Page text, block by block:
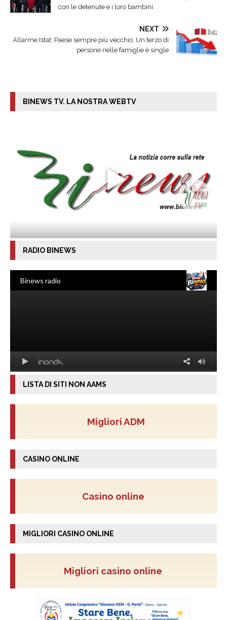
con le detenute e i loro bambini
NEXT
Allarme Istat: Paese sempre più vecchio. Un terzo di
persone nelle famiglie è single
BINEWS TV. LA NOSTRA WEBTV
RADIO BINEWS
LISTA DI SITI NON AAMS
Migliori ADM
CASINO ONLINE
Casino online
MIGLIORI CASINO ONLINE
Migliori casino online